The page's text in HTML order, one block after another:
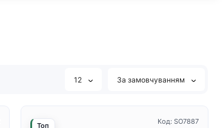
12 За замовчуванням
Код: SO7887
Топ